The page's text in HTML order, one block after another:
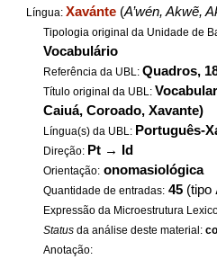
Língua:Xavánte (A’wén, Akwẽ,
Tipologia original da Unidade de
Vocabulário
Referência da UBL:Quadros,
Título original da UBL:
Caiuá, Coroado, Xavante)
Língua(s) da UBL: Português-
Direção: Pt → Id
Orientação: onomasiológica
Quantidade de entradas: 45 (tipo
Expressão da Microestrutura
Status da análise deste material:
Anotação: